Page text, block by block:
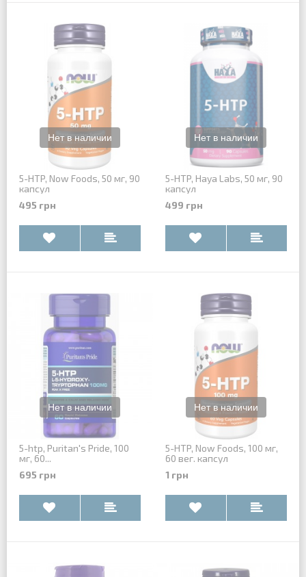
5-HTP, Now Foods, 50 мг, 90
капсул
495 грн
5-HTP, Haya Labs, 50 мг, 90
капсул
499 грн
5-htp, Puritan's Pride, 100
мг, 60...
695 грн
5-HTP, Now Foods, 100 мг,
60 вег. капсул
1 грн